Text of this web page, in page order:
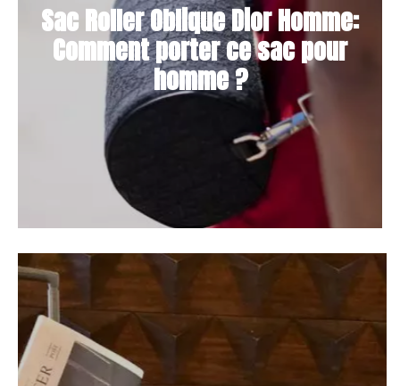
Sac Roller Oblique Dior Homme:
Comment porter ce sac pour
homme ?